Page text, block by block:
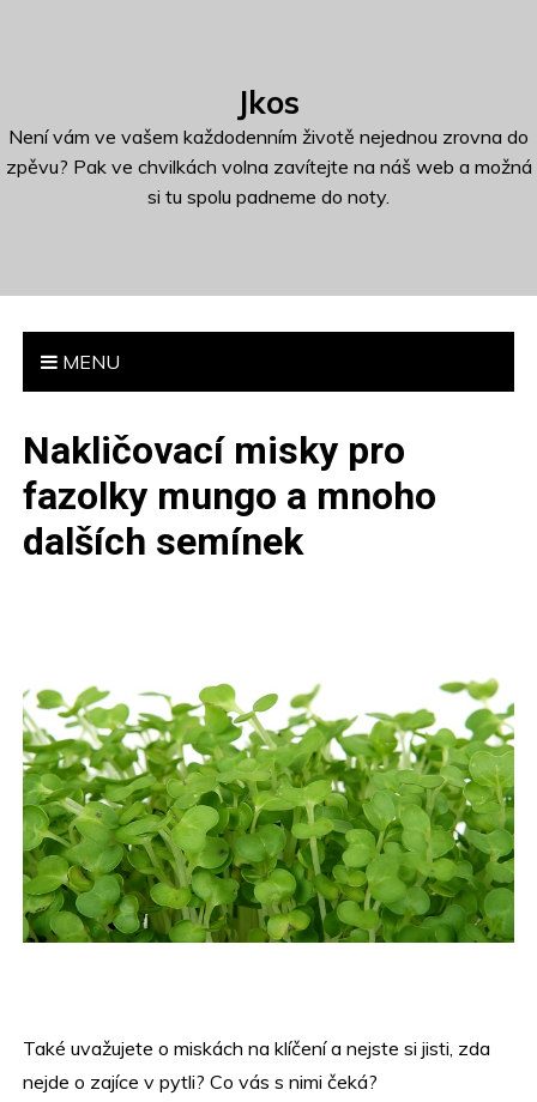
o
Jkos
Není vám ve vašem každodenním životě nejednou zrovna do
zpěvu? Pak ve chvilkách volna zavítejte na náš web a možná
si tu spolu padneme do noty.
MENU
Nakličovací misky pro
fazolky mungo a mnoho
dalších semínek
Také uvažujete o miskách na klíčení a nejste si jisti, zda
nejde o zajíce v pytli? Co vás s nimi čeká?